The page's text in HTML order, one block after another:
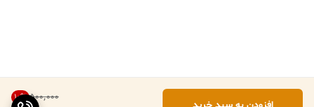
۵۰۰٬۰۰۰ 10%